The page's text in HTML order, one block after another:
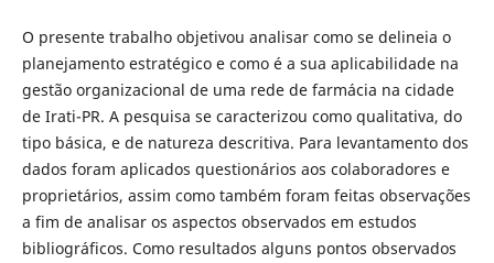
O presente trabalho objetivou analisar como se delineia o
planejamento estratégico e como é a sua aplicabilidade na
gestão organizacional de uma rede de farmácia na cidade
de Irati-PR. A pesquisa se caracterizou como qualitativa, do
tipo básica, e de natureza descritiva. Para levantamento dos
dados foram aplicados questionários aos colaboradores e
proprietários, assim como também foram feitas observações
a fim de analisar os aspectos observados em estudos
bibliográficos. Como resultados alguns pontos observados